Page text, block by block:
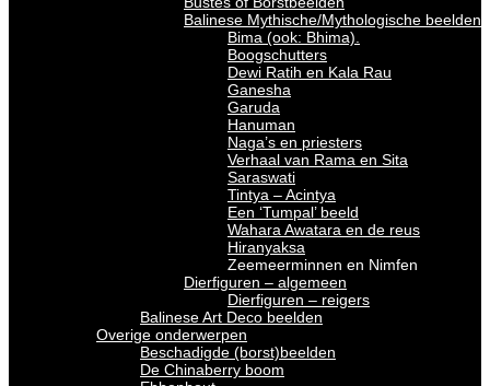
Balinese Mythische/Mythologische beelden
Bima (ook: Bhima).
Boogschutters
Dewi Ratih en Kala Rau
Ganesha
Garuda
Hanuman
Naga’s en priesters
Verhaal van Rama en Sita
Saraswati
Tintya – Acintya
Een ‘Tumpal’ beeld
Wahara Awatara en de reus
Hiranyaksa
Zeemeerminnen en Nimfen
Dierfiguren – algemeen
Dierfiguren – reigers
Balinese Art Deco beelden
Overige onderwerpen
Beschadigde (borst)beelden
De Chinaberry boom